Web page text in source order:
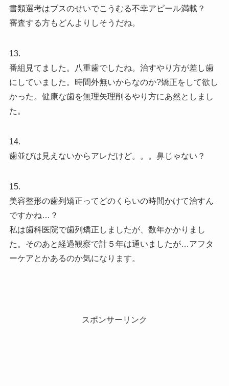
書類選考はブスのせいでこうむる不幸アピール満載？
審査する方もどんよりしそうだね。
13.
番組見てました。八重歯でしたね。治すやり方が差し歯
にしていました。時間外無いからなのか?矯正をして欲し
かった。健康な歯を無理矢理削るやり方にあ然としまし
た。
14.
歯並びは見えないからアレだけど。。。鼻じゃない？
15.
美容整形の歯列矯正ってどのくらいの時間かけて治すん
ですかね…？
私は歯科医院で歯列矯正しましたが、数年かかりまし
た。そのあと経過観察で計５年は通いましたが…アフタ
ーケアとかあるのか気になります。
スポンサーリンク